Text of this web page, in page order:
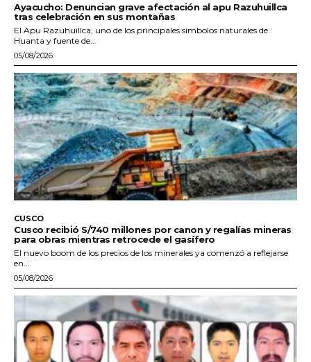
Ayacucho: Denuncian grave afectación al apu Razuhuillca
tras celebración en sus montañas
El Apu Razuhuillca, uno de los principales símbolos naturales de
Huanta y fuente de...
05/08/2026
CUSCO
Cusco recibió S/740 millones por canon y regalías mineras
para obras mientras retrocede el gasífero
El nuevo boom de los precios de los minerales ya comenzó a reflejarse
en...
05/08/2026